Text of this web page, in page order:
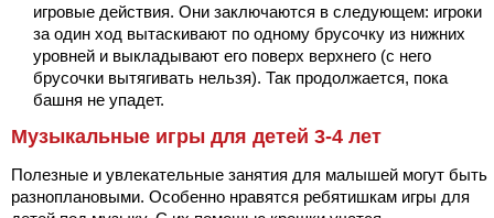
игровые действия. Они заключаются в следующем: игроки
за один ход вытаскивают по одному брусочку из нижних
уровней и выкладывают его поверх верхнего (с него
брусочки вытягивать нельзя). Так продолжается, пока
башня не упадет.
Музыкальные игры для детей 3-4 лет
Полезные и увлекательные занятия для малышей могут быть
разноплановыми. Особенно нравятся ребятишкам игры для